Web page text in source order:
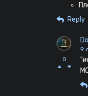
Reply
0
9